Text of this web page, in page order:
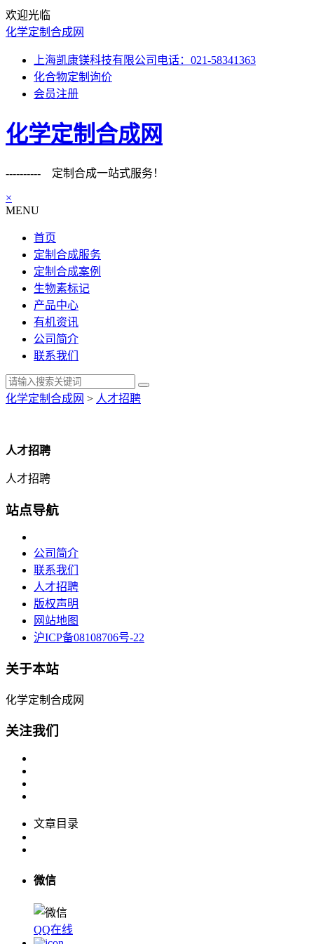
欢迎光临
化学定制合成网
上海凯康镁科技有限公司电话：021-58341363
化合物定制询价
会员注册
化学定制合成网
---------- 定制合成一站式服务！
×
MENU
首页
定制合成服务
定制合成案例
生物素标记
产品中心
有机资讯
公司简介
联系我们
化学定制合成网 > 人才招聘
人才招聘
人才招聘
站点导航
公司简介
联系我们
人才招聘
版权声明
网站地图
沪ICP备08108706号-22
关于本站
化学定制合成网
关注我们
文章目录
微信
QQ在线